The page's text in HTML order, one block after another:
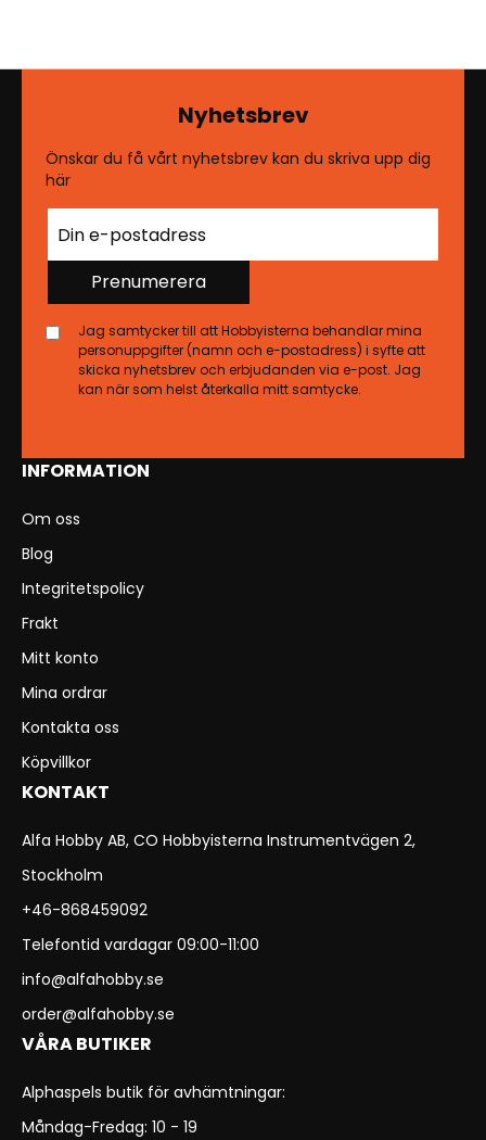
INFORMATION
Om oss
Blog
Integritetspolicy
Frakt
Mitt konto
Mina ordrar
Kontakta oss
Köpvillkor
KONTAKT
Alfa Hobby AB, CO Hobbyisterna Instrumentvägen 2,
Stockholm
+46-868459092
Telefontid vardagar 09:00-11:00
info@alfahobby.se
order@alfahobby.se
VÅRA BUTIKER
Alphaspels butik för avhämtningar:
Måndag-Fredag: 10 - 19
Nyhetsbrev
Önskar du få vårt nyhetsbrev kan du skriva upp dig
här
Prenumerera
Jag samtycker till att Hobbyisterna behandlar mina
personuppgifter (namn och e-postadress) i syfte att
skicka nyhetsbrev och erbjudanden via e-post. Jag
kan när som helst återkalla mitt samtycke.